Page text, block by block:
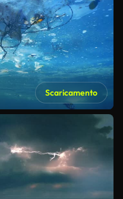
Scaricamento